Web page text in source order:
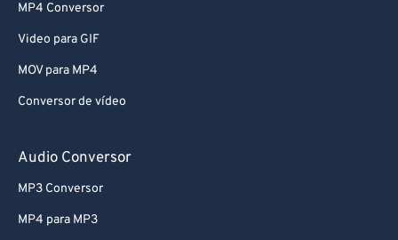
MP4 Conversor
Video para GIF
MOV para MP4
Conversor de vídeo
Audio Conversor
MP3 Conversor
MP4 para MP3